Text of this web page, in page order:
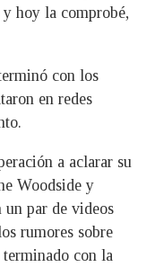
y hoy la comprobé,
con los
en redes
a aclarar su
Woodside y
par de videos
rumores sobre
con la